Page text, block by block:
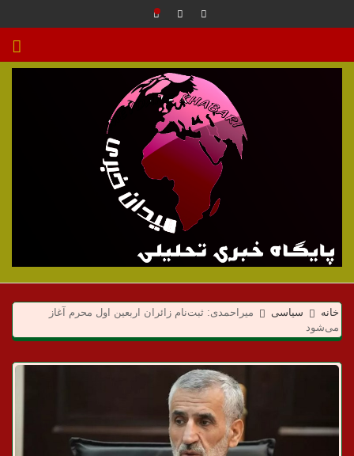
م
ی
د
ن
خانه سیاسی
میراحمدی: ثبت‌نام زائران اربعین اول محرم آغاز
می‌شود